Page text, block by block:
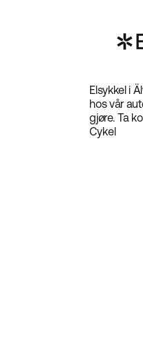
Elsykkel i
hos vår
gjøre. Ta
Cykel